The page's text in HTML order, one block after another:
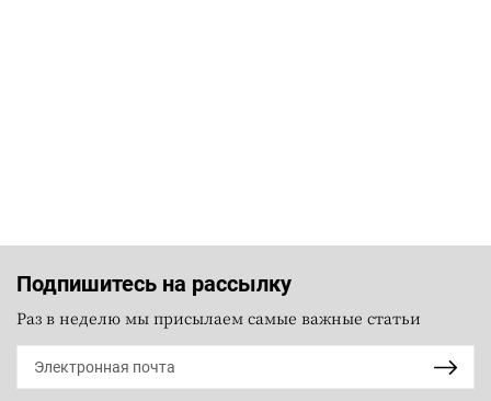
Подпишитесь на рассылку
Раз в неделю мы присылаем самые важные статьи